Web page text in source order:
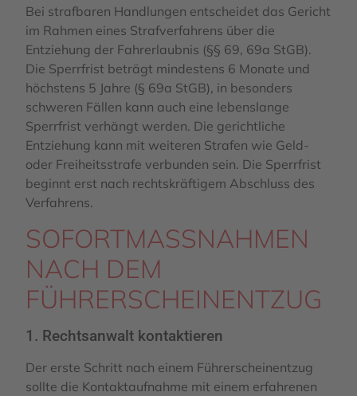
Bei strafbaren Handlungen entscheidet das Gericht
im Rahmen eines Strafverfahrens über die
Entziehung der Fahrerlaubnis (§§ 69, 69a StGB).
Die Sperrfrist beträgt mindestens 6 Monate und
höchstens 5 Jahre (§ 69a StGB), in besonders
schweren Fällen kann auch eine lebenslange
Sperrfrist verhängt werden. Die gerichtliche
Entziehung kann mit weiteren Strafen wie Geld-
oder Freiheitsstrafe verbunden sein. Die Sperrfrist
beginnt erst nach rechtskräftigem Abschluss des
Verfahrens.
SOFORTMASSNAHMEN N
ACH DEM F
ÜHRERSCHEINENTZUG
1. Rechtsanwalt kontaktieren
Der erste Schritt nach einem Führerscheinentzug
sollte die Kontaktaufnahme mit einem erfahrenen